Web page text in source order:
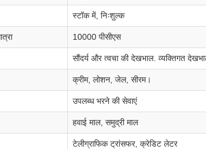
स्टॉक में, निःशुल्क
10000 पीसीएस
सौंदर्य और त्वचा की देखभाल. व्यक्तिगत
क्रीम, लोशन, जेल, सीरम।
उपलब्ध भरने की सेवाएं
हवाई माल, समुद्री माल
टेलीग्राफिक ट्रांसफर, क्रेडिट लेटर